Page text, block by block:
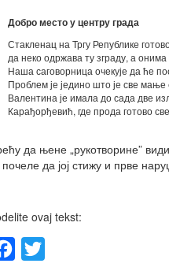
Добро место у центру града
Стакленац на Тргу Републике
да неко одржава ту зграду, а
Наша саговорница очекује да ће
Проблем је једино што је све мање
Валентина је имала до сада две
Карађорђевић, где прода готово
да њене „рукотворине”
почеле да јој стижу и прве
ovaj tekst:
Facebook